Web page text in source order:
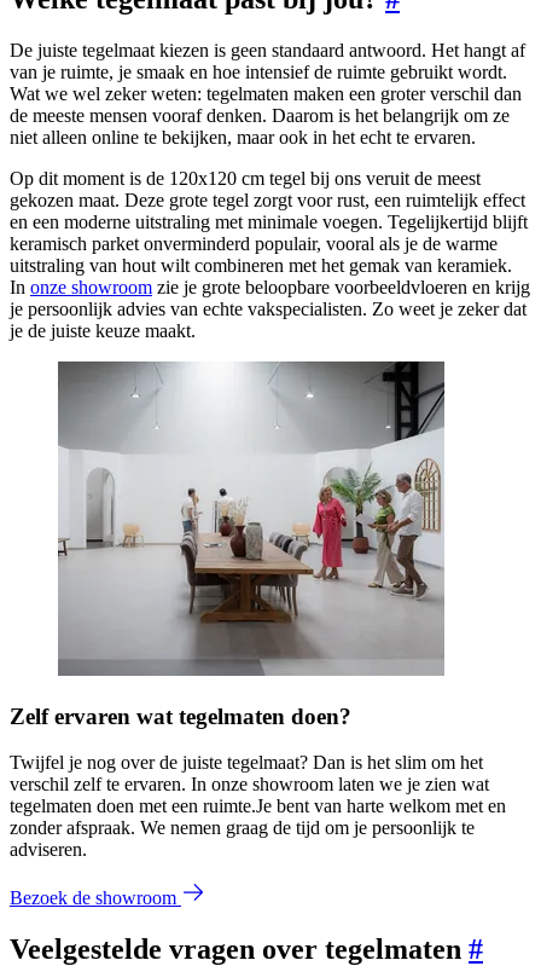
De juiste tegelmaat kiezen is geen standaard antwoord. Het hangt af
van je ruimte, je smaak en hoe intensief de ruimte gebruikt wordt.
Wat we wel zeker weten: tegelmaten maken een groter verschil dan
de meeste mensen vooraf denken. Daarom is het belangrijk om ze
niet alleen online te bekijken, maar ook in het echt te ervaren.
Op dit moment is de 120x120 cm tegel bij ons veruit de meest
gekozen maat. Deze grote tegel zorgt voor rust, een ruimtelijk effect
en een moderne uitstraling met minimale voegen. Tegelijkertijd blijft
keramisch parket onverminderd populair, vooral als je de warme
uitstraling van hout wilt combineren met het gemak van keramiek.
In onze showroom zie je grote beloopbare voorbeeldvloeren en krijg
je persoonlijk advies van echte vakspecialisten. Zo weet je zeker dat
je de juiste keuze maakt.
Zelf ervaren wat tegelmaten doen?
Twijfel je nog over de juiste tegelmaat? Dan is het slim om het
verschil zelf te ervaren. In onze showroom laten we je zien wat
tegelmaten doen met een ruimte.Je bent van harte welkom met en
zonder afspraak. We nemen graag de tijd om je persoonlijk te
adviseren.
Bezoek de showroom
Veelgestelde vragen over tegelmaten #